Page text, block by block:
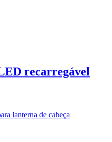
recarregável